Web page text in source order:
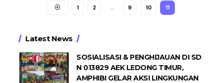
1 2 … 9 10 11
Latest News
SOSIALISASI & PENGHIJAUAN DI SD
N 013829 AEK LEDONG TIMUR,
AMPHIBI GELAR AKSI LINGKUNGAN